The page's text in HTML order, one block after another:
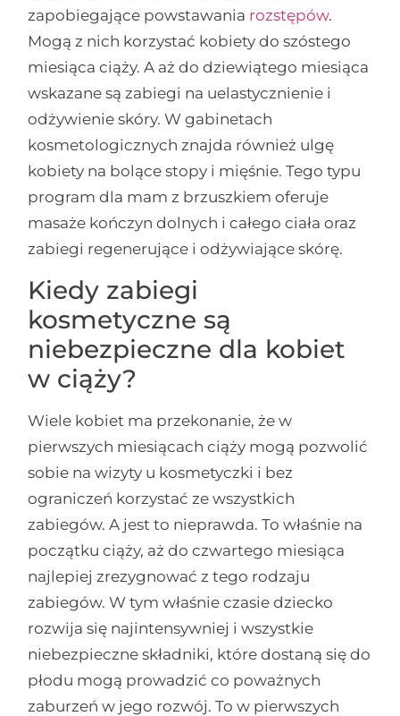
zapobiegające powstawania rozstępów.
Mogą z nich korzystać kobiety do szóstego
miesiąca ciąży. A aż do dziewiątego miesiąca
wskazane są zabiegi na uelastycznienie i
odżywienie skóry. W gabinetach
kosmetologicznych znajda również ulgę
kobiety na bolące stopy i mięśnie. Tego typu
program dla mam z brzuszkiem oferuje
masaże kończyn dolnych i całego ciała oraz
zabiegi regenerujące i odżywiające skórę.
Kiedy zabiegi
kosmetyczne są
niebezpieczne dla kobiet
w ciąży?
Wiele kobiet ma przekonanie, że w
pierwszych miesiącach ciąży mogą pozwolić
sobie na wizyty u kosmetyczki i bez
ograniczeń korzystać ze wszystkich
zabiegów. A jest to nieprawda. To właśnie na
początku ciąży, aż do czwartego miesiąca
najlepiej zrezygnować z tego rodzaju
zabiegów. W tym właśnie czasie dziecko
rozwija się najintensywniej i wszystkie
niebezpieczne składniki, które dostaną się do
płodu mogą prowadzić co poważnych
zaburzeń w jego rozwój. To w pierwszych